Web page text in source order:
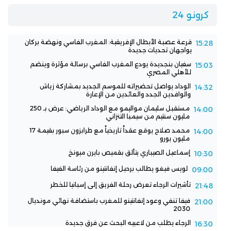
كرونو 24
15:28 قرعة عصبة الأبطال الإفريقية: المغرب الفاسي ونهضة بركان
يواجهان تحديات جديدة
15:03 سفيان بنجديدة يودع المغرب الفاسي برسالة مؤثرة وينضم
للأهلي المصري
14:32
الوداد يواصل تحضيراته للموسم الجديد بمشاركة زياش
والوافدين الجدد والعائدين من الإعارة
14:00
مستقبل سليمان مواليمو مع الوداد الرياضي: عرض بـ 250
مليون سنتيم من سيمبا التنزاني
14:00
محمد صلاح يوقع عقداً تاريخياً مع طرابزون سبور بقيمة 17
مليون يورو
10:30 إسماعيل الصيباري يتألق بقميص بايرن ميونخ
09:00 لويس فيغو يطالب برحيل إنفانتينو من رئاسة الفيفا
21:48 تأشيرات الرجاء تعرض رحلة الفريق إلى إسبانيا للخطر
21:00
فيفا تنفي وعود إنفانتينو للمغرب باستضافة نهائي مونديال
2030
16:30 الرجاء يطلب من لاعبيه البحث عن فرق جديدة